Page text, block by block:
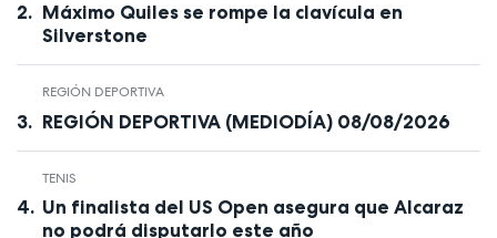
Máximo Quiles se rompe la clavícula en
Silverstone
REGIÓN DEPORTIVA
REGIÓN DEPORTIVA (MEDIODÍA) 08/08/2026
TENIS
Un finalista del US Open asegura que Alcaraz
no podrá disputarlo este año